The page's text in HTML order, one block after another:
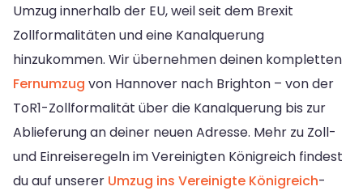
Umzug innerhalb der EU, weil seit dem Brexit
Zollformalitäten und eine Kanalquerung
hinzukommen. Wir übernehmen deinen kompletten
Fernumzug von Hannover nach Brighton – von der
ToR1-Zollformalität über die Kanalquerung bis zur
Ablieferung an deiner neuen Adresse. Mehr zu Zoll-
und Einreiseregeln im Vereinigten Königreich findest
du auf unserer Umzug ins Vereinigte Königreich-